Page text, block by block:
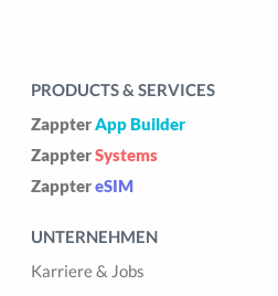
PRODUCTS & SERVICES
ZappterApp Builder
ZappterSystems
ZapptereSIM
UNTERNEHMEN
Karriere & Jobs